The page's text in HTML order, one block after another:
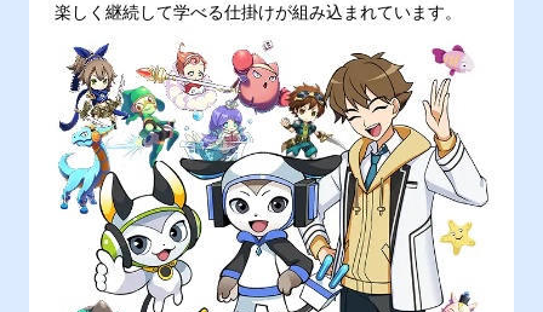
楽しく継続して学べる仕掛けが組み込まれています。